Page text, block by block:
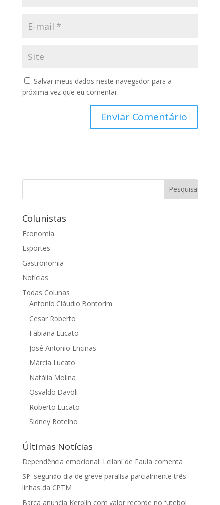
Salvar meus dados neste navegador para a
próxima vez que eu comentar.
Colunistas
Economia
Esportes
Gastronomia
Notícias
Todas Colunas
Antonio Cláudio Bontorim
Cesar Roberto
Fabiana Lucato
José Antonio Encinas
Márcia Lucato
Natália Molina
Osvaldo Davoli
Roberto Lucato
Sidney Botelho
Últimas Notícias
Dependência emocional: Leilaní de Paula comenta
SP: segundo dia de greve paralisa parcialmente três
linhas da CPTM
Barça anuncia Kerolin com valor recorde no futebol